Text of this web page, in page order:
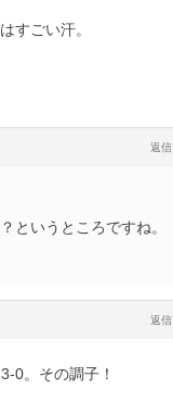
すごい汗。
返信
というところですね。
返信
0。その調子！